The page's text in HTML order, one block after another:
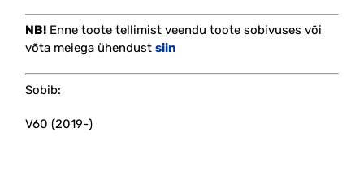
NB! Enne toote tellimist veendu toote sobivuses või
võta meiega ühendust siin
Sobib:
V60 (2019-)